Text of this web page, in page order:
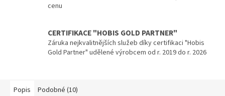
cenu
CERTIFIKACE "HOBIS GOLD PARTNER"
Záruka nejkvalitnějších služeb díky certifikaci "Hobis
Gold Partner" udělené výrobcem od r. 2019 do r. 2026
Popis Podobné (10)